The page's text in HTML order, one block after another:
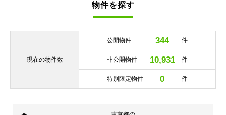
物件を探す
現在の物件数
公開物件 344 件
非公開物件 10,931 件
特別限定物件 0 件